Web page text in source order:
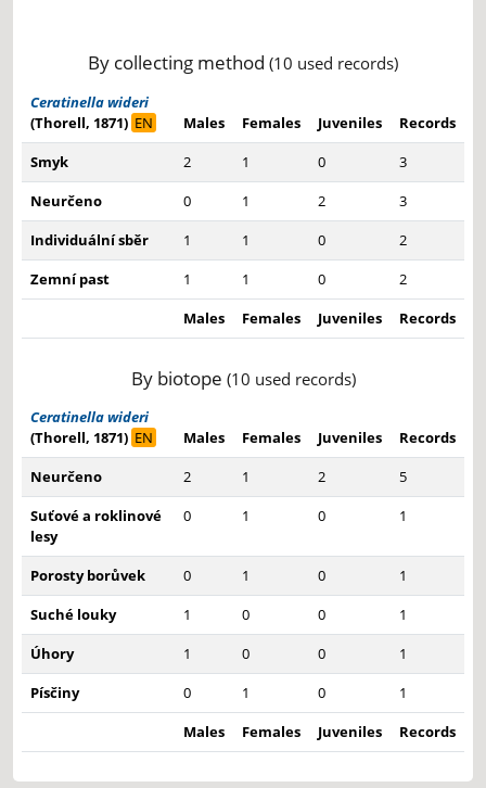
By collecting method (10 used records)
Ceratinella wideri
(Thorell, 1871) EN Males Females Juveniles
Records
Smyk
2 1 0
3
Neurčeno
0 1 2
3
Individuální sběr
1 1 0
2
Zemní past
1 1 0
2
Males
Females Juveniles Records
By biotope (10 used records)
Ceratinella wideri
(Thorell, 1871) EN Males Females Juveniles
Records
Neurčeno
2 1 2
5
Suťové a roklinové
lesy
0 1 0 1
Porosty borůvek 0 1 0
1
Suché louky
1 0 0
1
Úhory
1 0 0
1
Písčiny
0 1 0
1
Males
Females Juveniles Records